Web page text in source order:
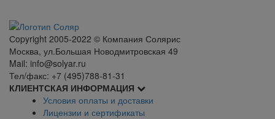
Сopyright 2005-2022 © Компания Солярис
Москва, ул.Большая Новодмитровская 49
Mail: info@solyar.ru
Тел/факс: +7 (495)788-81-31
КЛИЕНТСКАЯ ИНФОРМАЦИЯ
Условия оплаты и доставки
Лицензии и сертификаты